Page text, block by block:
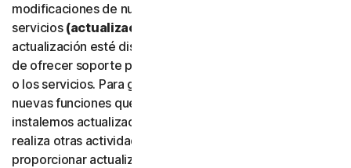
modificaciones de nuestro software y
servicios (actualizaciones)
actualización esté disponible, es posible que dejemos
de ofrecer soporte para la versión anterior del software
o los servicios. Para garantizar que pueda utilizar las
nuevas funciones que desarrollemos, usted acepta que
instalemos actualizaciones en segundo plano mientras
realiza otras actividades. También podemos
proporcionar actualizaciones para el software gratuito y